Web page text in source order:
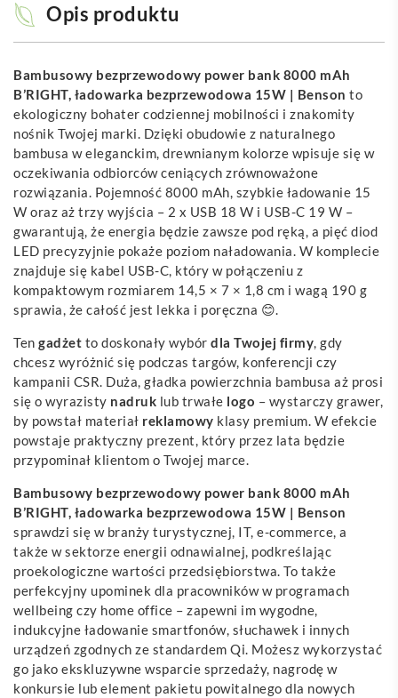
Opis produktu
Bambusowy bezprzewodowy power bank 8000 mAh
B’RIGHT, ładowarka bezprzewodowa 15W | Benson to
ekologiczny bohater codziennej mobilności i znakomity
nośnik Twojej marki. Dzięki obudowie z naturalnego
bambusa w eleganckim, drewnianym kolorze wpisuje się w
oczekiwania odbiorców ceniących zrównoważone
rozwiązania. Pojemność 8000 mAh, szybkie ładowanie 15
W oraz aż trzy wyjścia – 2 x USB 18 W i USB-C 19 W –
gwarantują, że energia będzie zawsze pod ręką, a pięć diod
LED precyzyjnie pokaże poziom naładowania. W komplecie
znajduje się kabel USB-C, który w połączeniu z
kompaktowym rozmiarem 14,5 × 7 × 1,8 cm i wagą 190 g
sprawia, że całość jest lekka i poręczna 😊.
Ten gadżet to doskonały wybór dla Twojej firmy, gdy
chcesz wyróżnić się podczas targów, konferencji czy
kampanii CSR. Duża, gładka powierzchnia bambusa aż prosi
się o wyrazisty nadruk lub trwałe logo – wystarczy grawer,
by powstał materiał reklamowy klasy premium. W efekcie
powstaje praktyczny prezent, który przez lata będzie
przypominał klientom o Twojej marce.
Bambusowy bezprzewodowy power bank 8000 mAh
B’RIGHT, ładowarka bezprzewodowa 15W | Benson
sprawdzi się w branży turystycznej, IT, e-commerce, a
także w sektorze energii odnawialnej, podkreślając
proekologiczne wartości przedsiębiorstwa. To także
perfekcyjny upominek dla pracowników w programach
wellbeing czy home office – zapewni im wygodne,
indukcyjne ładowanie smartfonów, słuchawek i innych
urządzeń zgodnych ze standardem Qi. Możesz wykorzystać
go jako ekskluzywne wsparcie sprzedaży, nagrodę w
konkursie lub element pakietu powitalnego dla nowych